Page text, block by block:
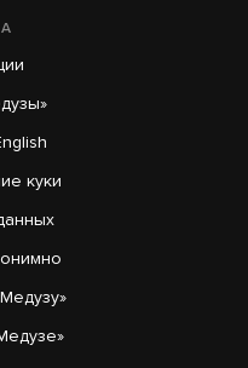
— это убить
о переводе
куки